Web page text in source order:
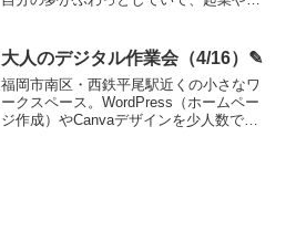
べりしてみませんか。
大人のデジタル作業会（4/16）✎
福岡市南区・西鉄平尾駅近くの小さなワ
ークスペース。WordPress（ホームペー
ジ作成）やCanvaデザインを少人数で学